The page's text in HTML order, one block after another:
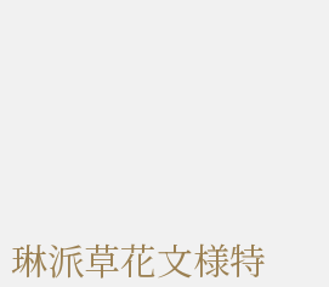
派草花文様特